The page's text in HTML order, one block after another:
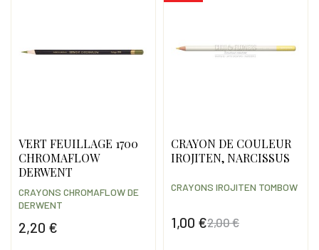
VERT FEUILLAGE 1700
CHROMAFLOW
DERWENT
2,20 €
CRAYONS CHROMAFLOW DE
DERWENT
CRAYON DE COULEUR
IROJITEN, NARCISSUS
1,00 €2,00 €
CRAYONS IROJITEN TOMBOW